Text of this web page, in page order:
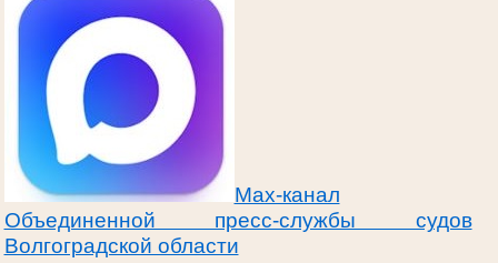
Max-канал
Объединенной пресс-службы судов
Волгоградской области